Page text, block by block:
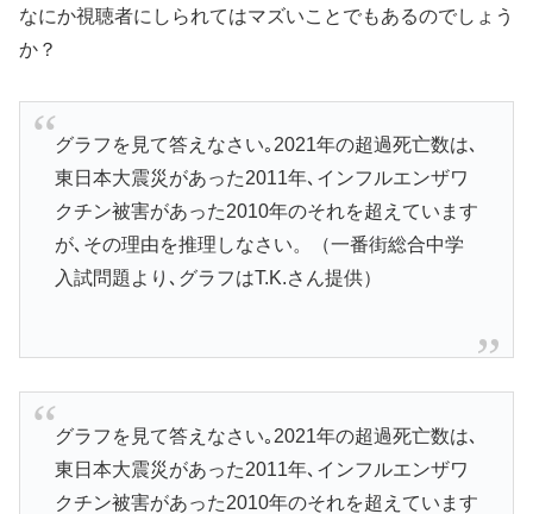
なにか視聴者にしられてはマズいことでもあるのでしょう
か？
グラフを見て答えなさい｡2021年の超過死亡数は､
東日本大震災があった2011年､インフルエンザワ
クチン被害があった2010年のそれを超えています
が､その理由を推理しなさい。（一番街総合中学
入試問題より､グラフはT.K.さん提供）
グラフを見て答えなさい｡2021年の超過死亡数は､
東日本大震災があった2011年､インフルエンザワ
クチン被害があった2010年のそれを超えています